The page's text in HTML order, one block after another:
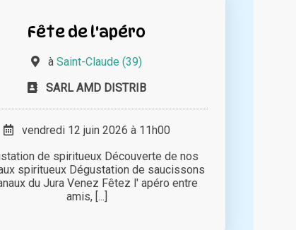
Fête de l'apéro
àSaint-Claude (39)
SARL AMD DISTRIB
vendredi 12 juin 2026 à 11h00
de spiritueux Découverte de nos
spiritueux Dégustation de saucissons
du Jura Venez Fêtez l' apéro entre
amis, [...]